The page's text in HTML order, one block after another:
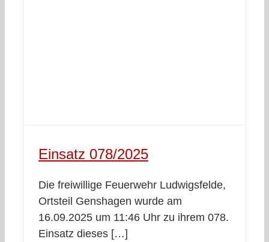
Einsatz 078/2025
Die freiwillige Feuerwehr Ludwigsfelde,
Ortsteil Genshagen wurde am
16.09.2025 um 11:46 Uhr zu ihrem 078.
Einsatz dieses […]